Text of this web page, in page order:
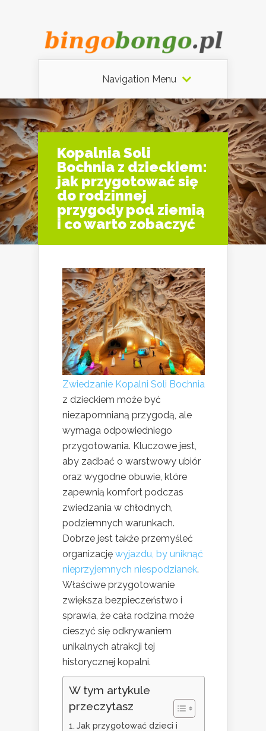
Navigation Menu
Kopalnia Soli
Bochnia z dzieckiem:
jak przygotować się
do rodzinnej
przygody pod ziemią
i co warto zobaczyć
Zwiedzanie Kopalni Soli Bochnia
z dzieckiem może być
niezapomnianą przygodą, ale
wymaga odpowiedniego
przygotowania. Kluczowe jest,
aby zadbać o warstwowy ubiór
oraz wygodne obuwie, które
zapewnią komfort podczas
zwiedzania w chłodnych,
podziemnych warunkach.
Dobrze jest także przemyśleć
organizację wyjazdu, by uniknąć
nieprzyjemnych niespodzianek.
Właściwe przygotowanie
zwiększa bezpieczeństwo i
sprawia, że cała rodzina może
cieszyć się odkrywaniem
unikalnych atrakcji tej
historycznej kopalni.
W tym artykule
przeczytasz
Jak przygotować dzieci i